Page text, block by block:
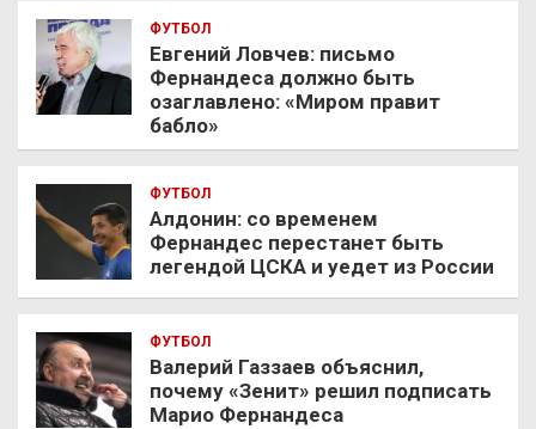
ФУТБОЛ
Евгений Ловчев: письмо
Фернандеса должно быть
озаглавлено: «Миром правит
бабло»
ФУТБОЛ
Алдонин: со временем
Фернандес перестанет быть
легендой ЦСКА и уедет из России
ФУТБОЛ
Валерий Газзаев объяснил,
почему «Зенит» решил подписать
Марио Фернандеса